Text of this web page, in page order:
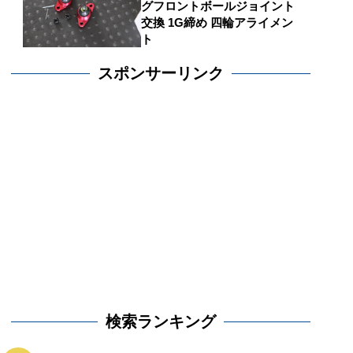
グフロントボールジョイント
交換 1G締め 四輪アライメン
ト
スポンサーリンク
検索ランキング